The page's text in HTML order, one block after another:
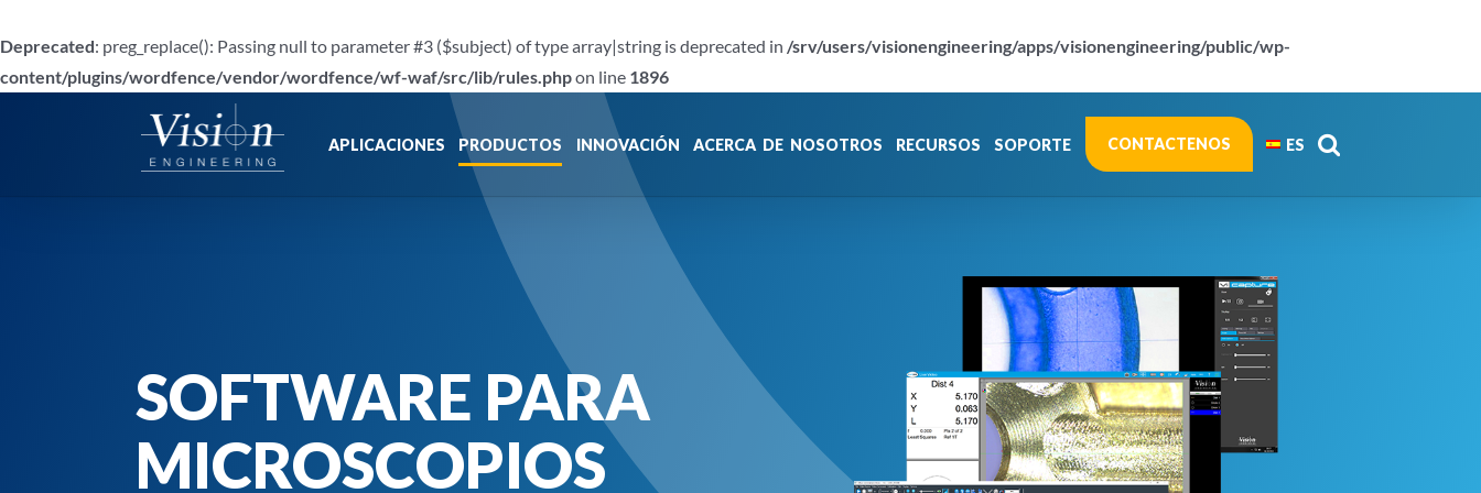
Deprecated: preg_replace(): Passing null to parameter #3 ($subject) of type array|string is deprecated in /srv/users/visionengineering/apps/visionengineering/public/wp-
content/plugins/wordfence/vendor/wordfence/wf-waf/src/lib/rules.phpon line 1896
APLICACIONES PRODUCTOS INNOVACIÓN ACERCA DE NOSOTROS RECURSOS SOPORTE CONTACTENOS ES
SOFTWARE PARA
MICROSCOPIOS